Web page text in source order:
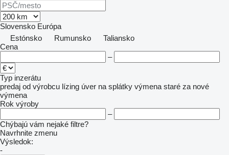
Slovensko Európa
Estónsko
Rumunsko
Taliansko
Cena
–
Typ inzerátu
predaj od výrobcu lízing úver na splátky výmena staré za nové
výmena
Rok výroby
–
Chýbajú vám nejaké filtre?
Navrhnite zmenu
Výsledok:
-